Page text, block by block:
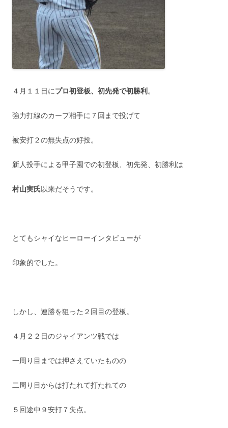
４月１１日にプロ初登板、初先発で初勝利。
強力打線のカープ相手に７回まで投げて
被安打２の無失点の好投。
新人投手による甲子園での初登板、初先発、初勝利は
村山実氏以来だそうです。
とてもシャイなヒーローインタビューが
印象的でした。
しかし、連勝を狙った２回目の登板。
４月２２日のジャイアンツ戦では
一周り目までは押さえていたものの
二周り目からは打たれて打たれての
５回途中９安打７失点。